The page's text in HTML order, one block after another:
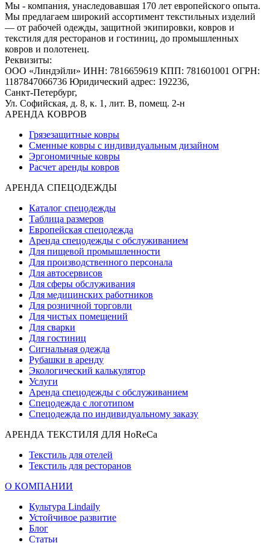
Мы - компания, унаследовавшая 170 лет европейского опыта.
Мы предлагаем широкий ассортимент текстильных изделий
— от рабочей одежды, защитной экипировки, ковров и
текстиля для ресторанов и гостиниц, до промышленных
ковров и полотенец.
Реквизиты:
ООО «Линдэйли» ИНН: 7816659619 КПП: 781601001 ОГРН:
1187847066736 Юридический адрес: 192236,
Санкт-Петербург,
Ул. Софийская, д. 8, к. 1, лит. В, помещ. 2-н
АРЕНДА КОВРОВ
Грязезащитные ковры
Сменные ковры с индивидуальным дизайном
Эргономичные ковры
Расчет аренды ковров
АРЕНДА СПЕЦОДЕЖДЫ
Каталог спецодежды
Таблица размеров
Европейская спецодежда
Аренда спецодежды с обслуживанием
Для пищевой промышленности
Для производственного персонала
Для автосервисов
Для сферы обслуживания
Для медицинских работников
Для розничной торговли
Для чистых помещений
Для сварки
Для гостиниц
Сигнальная одежда
Рубашки в аренду
Экологический калькулятор
Услуги
Аренда спецодежды с обслуживанием
Спецодежда с логотипом
Спецодежда по индивидуальному заказу
АРЕНДА ТЕКСТИЛЯ ДЛЯ HoReCa
Текстиль для отелей
Текстиль для ресторанов
О КОМПАНИИ
Культура Lindaily
Устойчивое развитие
Блог
Статьи